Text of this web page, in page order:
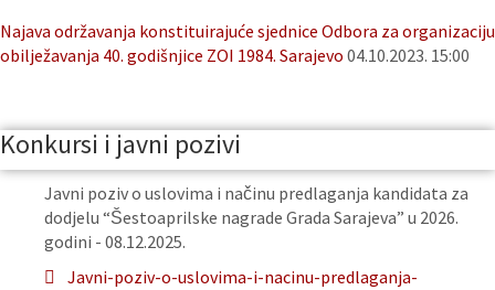
Najava održavanja konstituirajuće sjednice Odbora za organizaciju
obilježavanja 40. godišnjice ZOI 1984. Sarajevo 04.10.2023. 15:00
Konkursi i javni pozivi
Javni poziv o uslovima i načinu predlaganja kandidata za
dodjelu “Šestoaprilske nagrade Grada Sarajeva” u 2026.
godini - 08.12.2025.
Javni-poziv-o-uslovima-i-nacinu-predlaganja-